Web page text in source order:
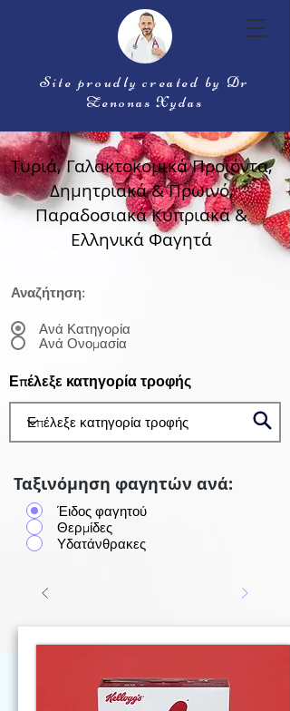
Site proudly created by Dr
Zenonas Xydas
Τυριά, Γαλακτοκομικά Προϊόντα,
Δημητριακά & Πρωινό,
Παραδοσιακά Κυπριακά &
Ελληνικά Φαγητά
Αναζήτηση:
Ανά Κατηγορία
Ανά Ονομασία
Επέλεξε κατηγορία τροφής
Ταξινόμηση φαγητών ανά:
Έιδος φαγητού
Θερμίδες
Υδατάνθρακες